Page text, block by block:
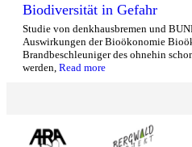
Biodiversität in Gefahr
Studie von denkhausbremen und
Auswirkungen der Bioökonomie
Brandbeschleuniger des ohnehin
werden, Read more